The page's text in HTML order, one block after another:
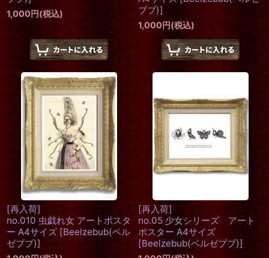
1,000円(税込)
ブブ)]
1,000円(税込)
[再入荷]
no.010 虫戯れ女 アートポスタ
ー A4サイズ [Beelzebub(ベル
ゼブブ)]
[再入荷]
no.05 少女シリーズ アート
ポスター A4サイズ
[Beelzebub(ベルゼブブ)]